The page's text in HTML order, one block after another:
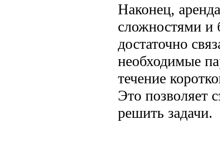
Наконец,
сложностями и
достаточно
необходимые
течение
Это позволяет
решить задачи.